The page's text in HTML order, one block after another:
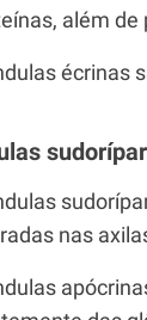
além de
écrinas
nas